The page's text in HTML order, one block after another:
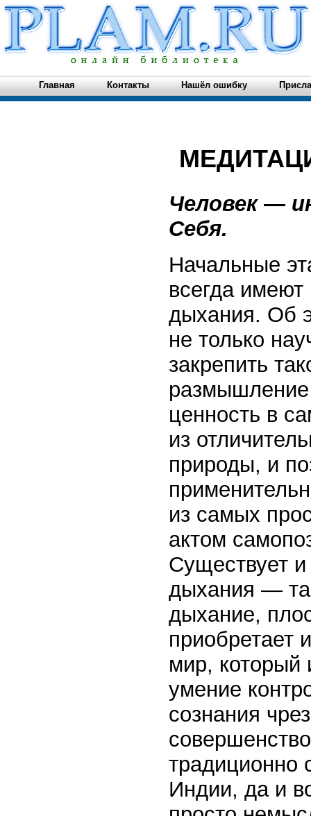
Главная Контакты Нашёл ошибку
Человек —
Себя.
Начальные
всегда имеют
дыхания. Об
не только
закрепить
ценность в
из
природы, и
из самых
актом
Существует и
дыхания —
дыхание,
приобретает
мир, который
умение
сознания
традиционно
Индии, да и